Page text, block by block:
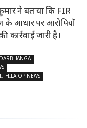
ने बताया कि FIR
के आधार पर आरोपियों
जारी है।
DARBHANGA
NEWS